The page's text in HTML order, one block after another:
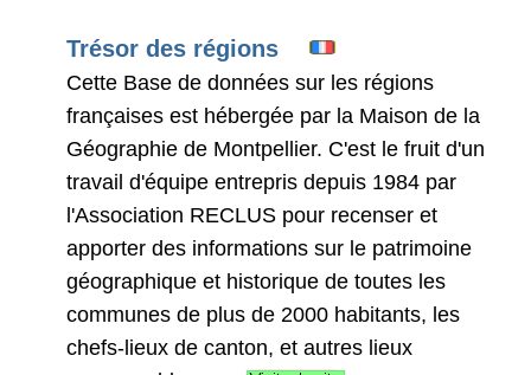
Trésor des régions
Cette Base de données sur les régions
françaises est hébergée par la Maison de la
Géographie de Montpellier. C'est le fruit d'un
travail d'équipe entrepris depuis 1984 par
l'Association RECLUS pour recenser et
apporter des informations sur le patrimoine
géographique et historique de toutes les
communes de plus de 2000 habitants, les
chefs-lieux de canton, et autres lieux